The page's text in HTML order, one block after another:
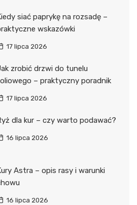
siać paprykę na rozsadę –
wskazówki
17 lipca 2026
zrobić drzwi do tunelu
– praktyczny poradnik
17 lipca 2026
dla kur – czy warto podawać?
16 lipca 2026
Astra – opis rasy i warunki
16 lipca 2026